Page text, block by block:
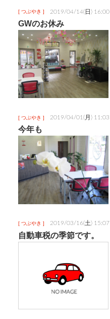
[ つぶやき ] 2019/04/14(日) 16:00
GWのお休み
[ つぶやき ] 2019/04/01(月) 11:03
今年も
[ つぶやき ] 2019/03/16(土) 15:07
自動車税の季節です。